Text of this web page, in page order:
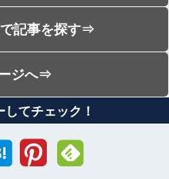
記事を探す⇒
ジへ⇒
てチェック！